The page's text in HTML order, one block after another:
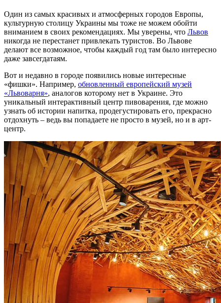
Один из самых красивых и атмосферных городов Европы,
культурную столицу Украины мы тоже не можем обойти
вниманием в своих рекомендациях. Мы уверены, что Львов
никогда не перестанет привлекать туристов. Во Львове
делают все возможное, чтобы каждый год там было интересно
даже завсегдатаям.
Вот и недавно в городе появились новые интересные
«фишки». Например, обновленный европейский музей
«Львоварня», аналогов которому нет в Украине. Это
уникальный интерактивный центр пивоварения, где можно
узнать об истории напитка, продегустировать его, прекрасно
отдохнуть – ведь вы попадаете не просто в музей, но и в арт-
центр.